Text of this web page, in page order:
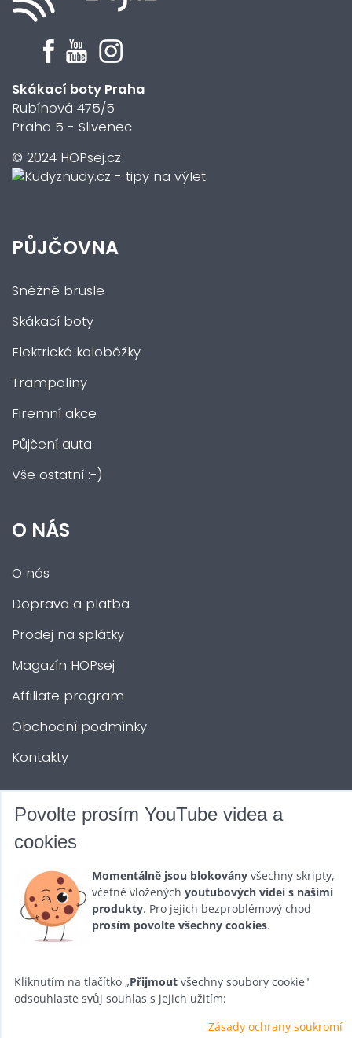
Skákací boty Praha
Rubínová 475/5
Praha 5 - Slivenec
© 2024 HOPsej.cz
PŮJČOVNA
Sněžné brusle
Skákací boty
Elektrické koloběžky
Trampolíny
Firemní akce
Půjčení auta
Vše ostatní :-)
O NÁS
O nás
Doprava a platba
Prodej na splátky
Magazín HOPsej
Affiliate program
Obchodní podmínky
Kontakty
DALŠÍ SLUŽBY
Půjčovna
Promotéři
Kurzy a setkání
Velkoobchod
Nabídka práce
Povolte prosím YouTube videa a
cookies
Momentálně jsou blokovány všechny skripty,
včetně vložených youtubových videí s našimi
produkty. Pro jejich bezproblémový chod
prosím povolte všechny cookies.
Kliknutím na tlačítko „Přijmout všechny soubory cookie"
odsouhlaste svůj souhlas s jejich užitím:
Zásady ochrany soukromí